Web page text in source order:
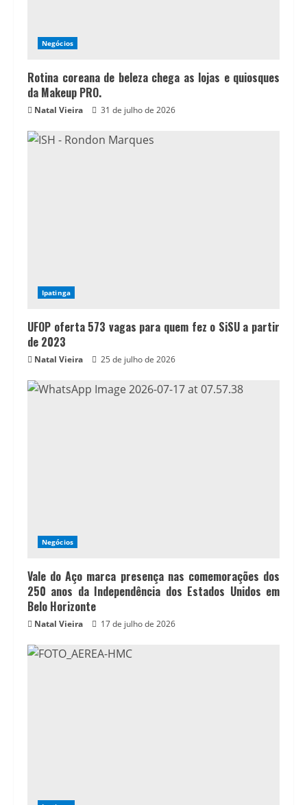
Negócios
Rotina coreana de beleza chega as lojas e quiosques
da Makeup PRO.
Natal Vieira 31 de julho de 2026
Ipatinga
UFOP oferta 573 vagas para quem fez o SiSU a partir
de 2023
Natal Vieira 25 de julho de 2026
Negócios
Vale do Aço marca presença nas comemorações dos
250 anos da Independência dos Estados Unidos em
Belo Horizonte
Natal Vieira 17 de julho de 2026